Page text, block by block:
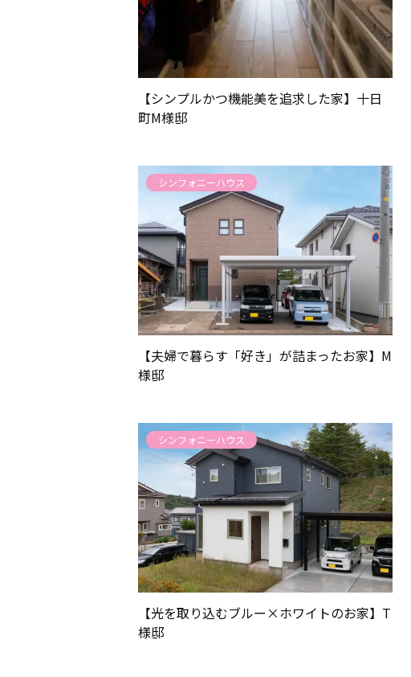
家づくりについて
建物について
お知らせ
不動産情報
施工事例
【シンプルかつ機能美を追求した家】十日
町M様邸
シンフォニーハウス
【夫婦で暮らす「好き」が詰まったお家】M
様邸
シンフォニーハウス
【光を取り込むブルー×ホワイトのお家】T
様邸